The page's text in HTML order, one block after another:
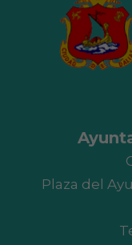
Plaza del